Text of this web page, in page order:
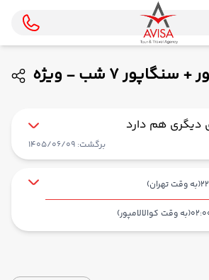
تور کوالالامپور + سنگاپور 7 شب - ویژه
دیگری هم دارد
برگشت: 1405/06/09
(به وقت تهران)
(به وقت کوالالامپور)